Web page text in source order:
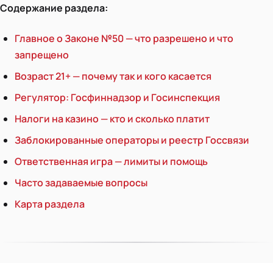
Содержание раздела:
Главное о Законе №50 — что разрешено и что
запрещено
Возраст 21+ — почему так и кого касается
Регулятор: Госфиннадзор и Госинспекция
Налоги на казино — кто и сколько платит
Заблокированные операторы и реестр Госсвязи
Ответственная игра — лимиты и помощь
Часто задаваемые вопросы
Карта раздела